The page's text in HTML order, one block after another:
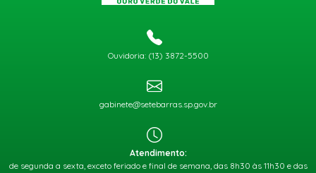
Ouvidoria: (13) 3872-5500
gabinete@setebarras.sp.gov.br
Atendimento:
de segunda a sexta, exceto feriado e final de semana, das 8h30 às 11h30 e das